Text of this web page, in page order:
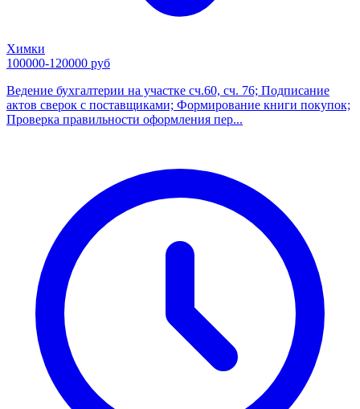
Химки
100000-120000 руб
Ведение бухгалтерии на участке сч.60, сч. 76; Подписание
актов сверок с поставщиками; Формирование книги покупок;
Проверка правильности оформления пер...